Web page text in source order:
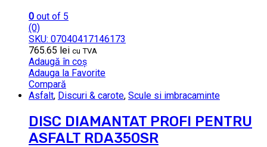
0 out of 5
(0)
SKU: 07040417146173
765.65 lei cu TVA
Adaugă în coș
Adauga la Favorite
Compară
Asfalt, Discuri & carote, Scule si imbracaminte
DISC DIAMANTAT PROFI PENTRU
ASFALT RDA350SR